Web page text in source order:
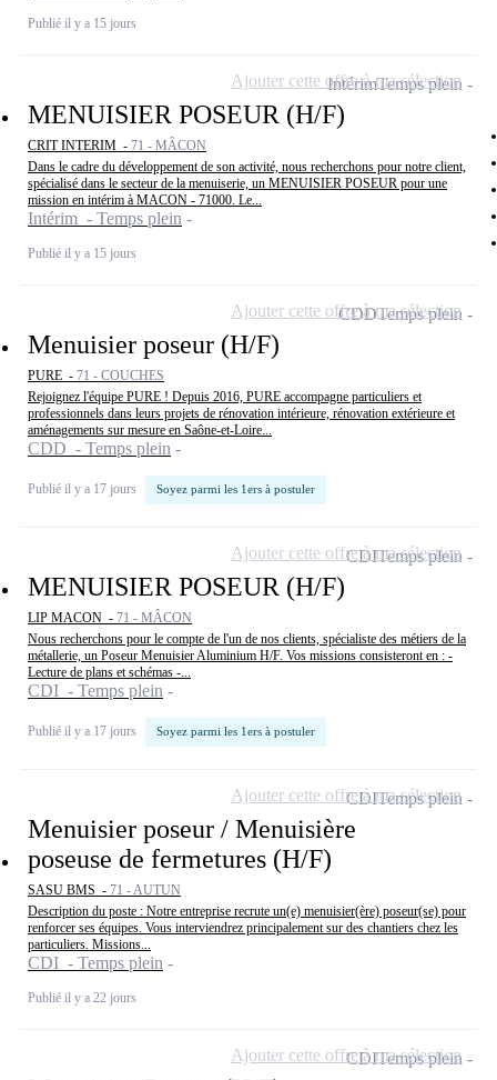
Publié il y a 15 jours
MENUISIER POSEUR (H/F)
CRIT INTERIM - 71 - MÂCON
Dans le cadre du développement de son activité, nous recherchons pour notre client,
spécialisé dans le secteur de la menuiserie, un MENUISIER POSEUR pour une
mission en intérim à MACON - 71000. Le...
Intérim - Temps plein
Publié il y a 15 jours
IntérimTemps plein
Ajouter cette offre à ma sélection
Menuisier poseur (H/F)
PURE - 71 - COUCHES
Rejoignez l'équipe PURE ! Depuis 2016, PURE accompagne particuliers et
professionnels dans leurs projets de rénovation intérieure, rénovation extérieure et
aménagements sur mesure en Saône-et-Loire...
CDD - Temps plein
Publié il y a 17 jours Soyez parmi les 1ers à postuler
CDDTemps plein
Ajouter cette offre à ma sélection
MENUISIER POSEUR (H/F)
LIP MACON - 71 - MÂCON
Nous recherchons pour le compte de l'un de nos clients, spécialiste des métiers de la
métallerie, un Poseur Menuisier Aluminium H/F. Vos missions consisteront en : -
Lecture de plans et schémas -...
CDI - Temps plein
Publié il y a 17 jours Soyez parmi les 1ers à postuler
CDITemps plein
Ajouter cette offre à ma sélection
Menuisier poseur / Menuisière
poseuse de fermetures (H/F)
SASU BMS - 71 - AUTUN
Description du poste : Notre entreprise recrute un(e) menuisier(ère) poseur(se) pour
renforcer ses équipes. Vous interviendrez principalement sur des chantiers chez les
particuliers. Missions...
CDI - Temps plein
Publié il y a 22 jours
CDITemps plein
Ajouter cette offre à ma sélection
CDITemps plein
Ajouter cette offre à ma sélection